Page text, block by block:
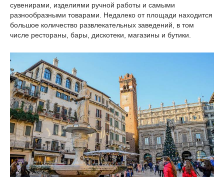
сувенирами, изделиями ручной работы и самыми
разнообразными товарами. Недалеко от площади находится
большое количество развлекательных заведений, в том
числе рестораны, бары, дискотеки, магазины и бутики.